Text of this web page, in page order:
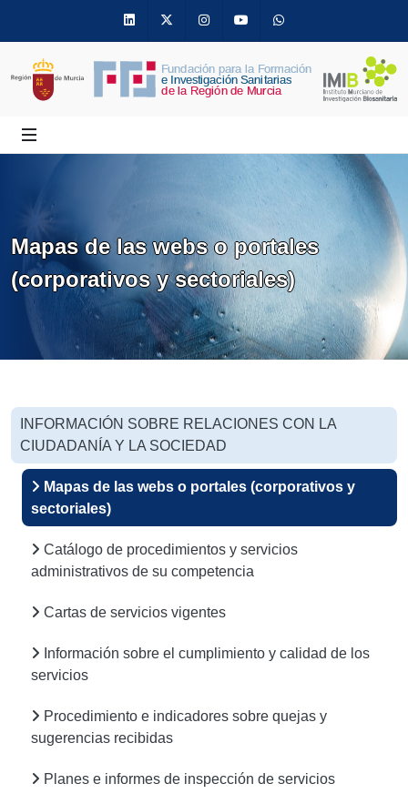
Linkedin Twitter InstagramYoutube
Mapas de las webs o portales
(corporativos y sectoriales)
INFORMACIÓN SOBRE RELACIONES CON LA
CIUDADANÍA Y LA SOCIEDAD
Mapas de las webs o portales (corporativos y
sectoriales)
Catálogo de procedimientos y servicios
administrativos de su competencia
Cartas de servicios vigentes
Información sobre el cumplimiento y calidad de los
servicios
Procedimiento e indicadores sobre quejas y
sugerencias recibidas
Planes e informes de inspección de servicios